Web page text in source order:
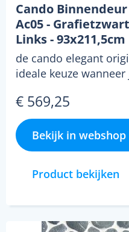
Cando
Ac05 -
Links - 93x211,5cm
de cando elegant
ideale keuze
€ 569,25
Bekijk in webshop
Product bekijken